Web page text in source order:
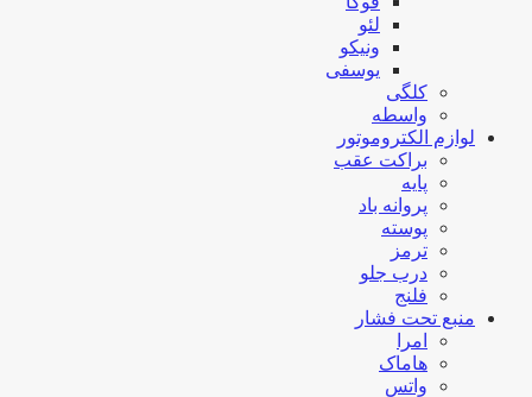
لئو
ونیکو
یوسفی
کلگی
واسطه
لوازم الکتروموتور
براکت عقب
پایه
پروانه باد
پوسته
ترمز
درب جلو
فلنج
منبع تحت فشار
امرا
هاماک
واتس